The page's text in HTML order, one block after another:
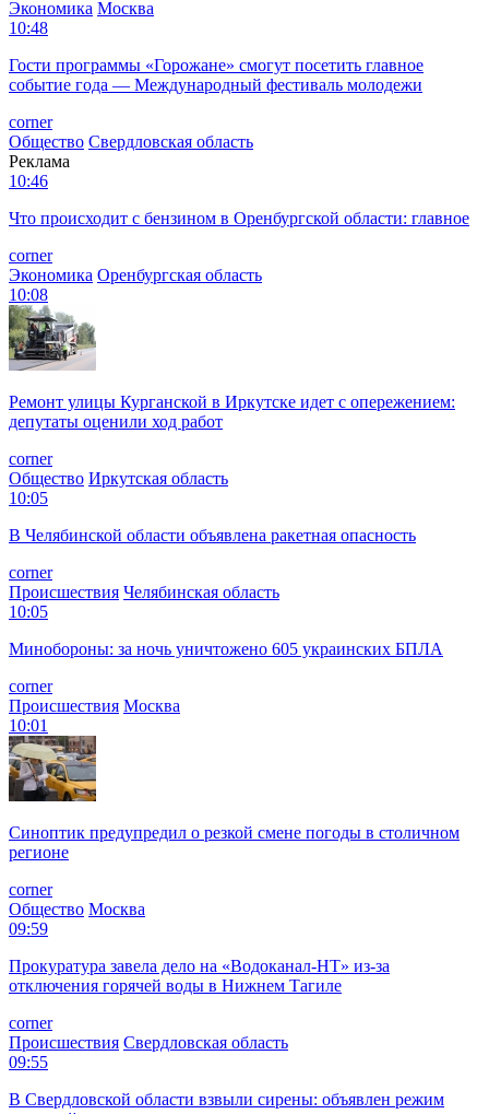
Экономика Москва
10:48
Гости программы «Горожане» смогут посетить главное
событие года — Международный фестиваль молодежи
corner
Общество Свердловская область
Реклама
10:46
Что происходит с бензином в Оренбургской области: главное
corner
Экономика Оренбургская область
10:08
Ремонт улицы Курганской в Иркутске идет с опережением:
депутаты оценили ход работ
corner
Общество Иркутская область
10:05
В Челябинской области объявлена ракетная опасность
corner
Происшествия Челябинская область
10:05
Минобороны: за ночь уничтожено 605 украинских БПЛА
corner
Происшествия Москва
10:01
Синоптик предупредил о резкой смене погоды в столичном
регионе
corner
Общество Москва
09:59
Прокуратура завела дело на «Водоканал-НТ» из-за
отключения горячей воды в Нижнем Тагиле
corner
Происшествия Свердловская область
09:55
В Свердловской области взвыли сирены: объявлен режим